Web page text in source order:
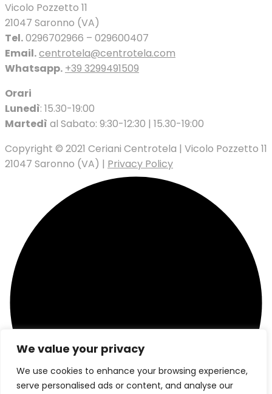
We value your privacy
We use cookies to enhance your browsing experience,
serve personalised ads or content, and analyse our
Vicolo Pozzetto 11
21047 Saronno (VA)
Tel.0296702966 – 029600407
Email.centrotela@centrotela.com
Whatsapp. +39 3299491509
Orari
Lunedì: 15.30-19:00
Martedì al Sabato: 9:30-12:30 | 15.30-19:00
Copyright © 2021 Ceriani Centrotela | Vicolo Pozzetto 11
21047 Saronno (VA) | Privacy Policy